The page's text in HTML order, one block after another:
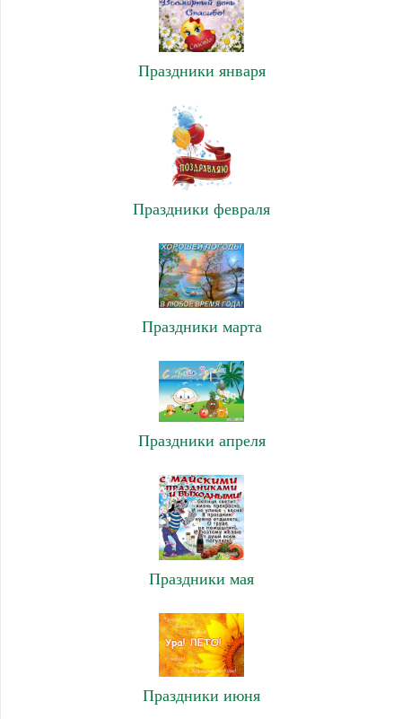
Праздники января
Праздники февраля
Праздники марта
Праздники апреля
Праздники мая
Праздники июня